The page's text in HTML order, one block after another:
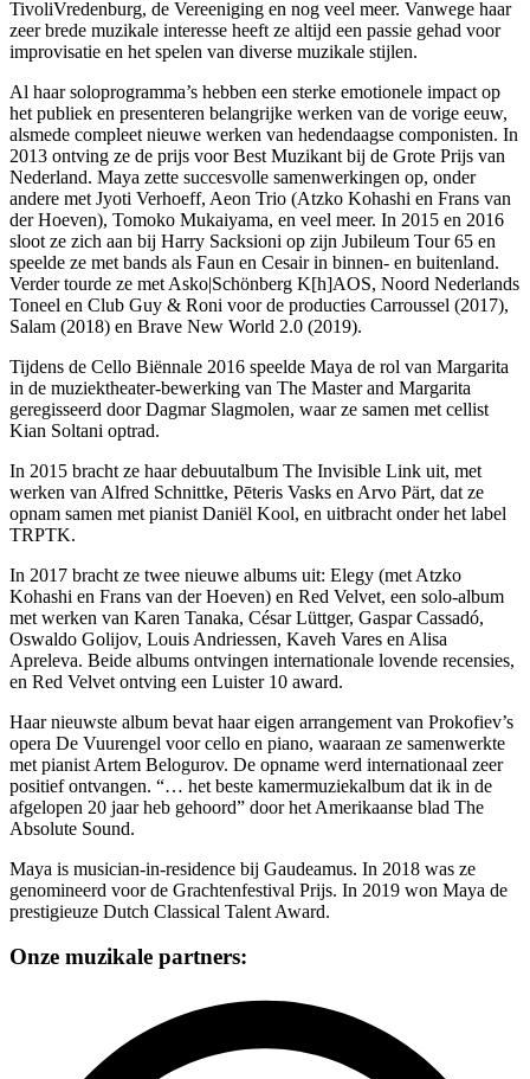
TivoliVredenburg, de Vereeniging en nog veel meer. Vanwege haar
zeer brede muzikale interesse heeft ze altijd een passie gehad voor
improvisatie en het spelen van diverse muzikale stijlen.
Al haar soloprogramma’s hebben een sterke emotionele impact op
het publiek en presenteren belangrijke werken van de vorige eeuw,
alsmede compleet nieuwe werken van hedendaagse componisten. In
2013 ontving ze de prijs voor Best Muzikant bij de Grote Prijs van
Nederland. Maya zette succesvolle samenwerkingen op, onder
andere met Jyoti Verhoeff, Aeon Trio (Atzko Kohashi en Frans van
der Hoeven), Tomoko Mukaiyama, en veel meer. In 2015 en 2016
sloot ze zich aan bij Harry Sacksioni op zijn Jubileum Tour 65 en
speelde ze met bands als Faun en Cesair in binnen- en buitenland.
Verder tourde ze met Asko|Schönberg K[h]AOS, Noord Nederlands
Toneel en Club Guy & Roni voor de producties Carroussel (2017),
Salam (2018) en Brave New World 2.0 (2019).
Tijdens de Cello Biënnale 2016 speelde Maya de rol van Margarita
in de muziektheater-bewerking van The Master and Margarita
geregisseerd door Dagmar Slagmolen, waar ze samen met cellist
Kian Soltani optrad.
In 2015 bracht ze haar debuutalbum The Invisible Link uit, met
werken van Alfred Schnittke, Pēteris Vasks en Arvo Pärt, dat ze
opnam samen met pianist Daniël Kool, en uitbracht onder het label
TRPTK.
In 2017 bracht ze twee nieuwe albums uit: Elegy (met Atzko
Kohashi en Frans van der Hoeven) en Red Velvet, een solo-album
met werken van Karen Tanaka, César Lüttger, Gaspar Cassadó,
Oswaldo Golijov, Louis Andriessen, Kaveh Vares en Alisa
Apreleva. Beide albums ontvingen internationale lovende recensies,
en Red Velvet ontving een Luister 10 award.
Haar nieuwste album bevat haar eigen arrangement van Prokofiev’s
opera De Vuurengel voor cello en piano, waaraan ze samenwerkte
met pianist Artem Belogurov. De opname werd internationaal zeer
positief ontvangen. “… het beste kamermuziekalbum dat ik in de
afgelopen 20 jaar heb gehoord” door het Amerikaanse blad The
Absolute Sound.
Maya is musician-in-residence bij Gaudeamus. In 2018 was ze
genomineerd voor de Grachtenfestival Prijs. In 2019 won Maya de
prestigieuze Dutch Classical Talent Award.
Onze muzikale partners: